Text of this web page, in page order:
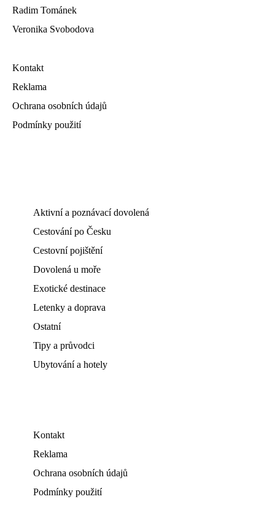
Radim Tománek
Veronika Svobodova
Kontakt
Reklama
Ochrana osobních údajů
Podmínky použití
Aktivní a poznávací dovolená
Cestování po Česku
Cestovní pojištění
Dovolená u moře
Exotické destinace
Letenky a doprava
Ostatní
Tipy a průvodci
Ubytování a hotely
Kontakt
Reklama
Ochrana osobních údajů
Podmínky použití